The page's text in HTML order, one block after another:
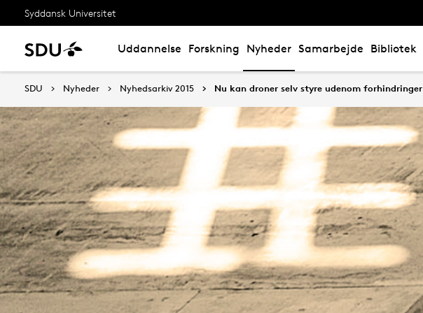
Syddansk Universitet
Uddannelse Forskning Nyheder Samarbejde Bibliotek
SDU Nyheder Nyhedsarkiv 2015 Nu kan droner selv styre udenom forhindringer